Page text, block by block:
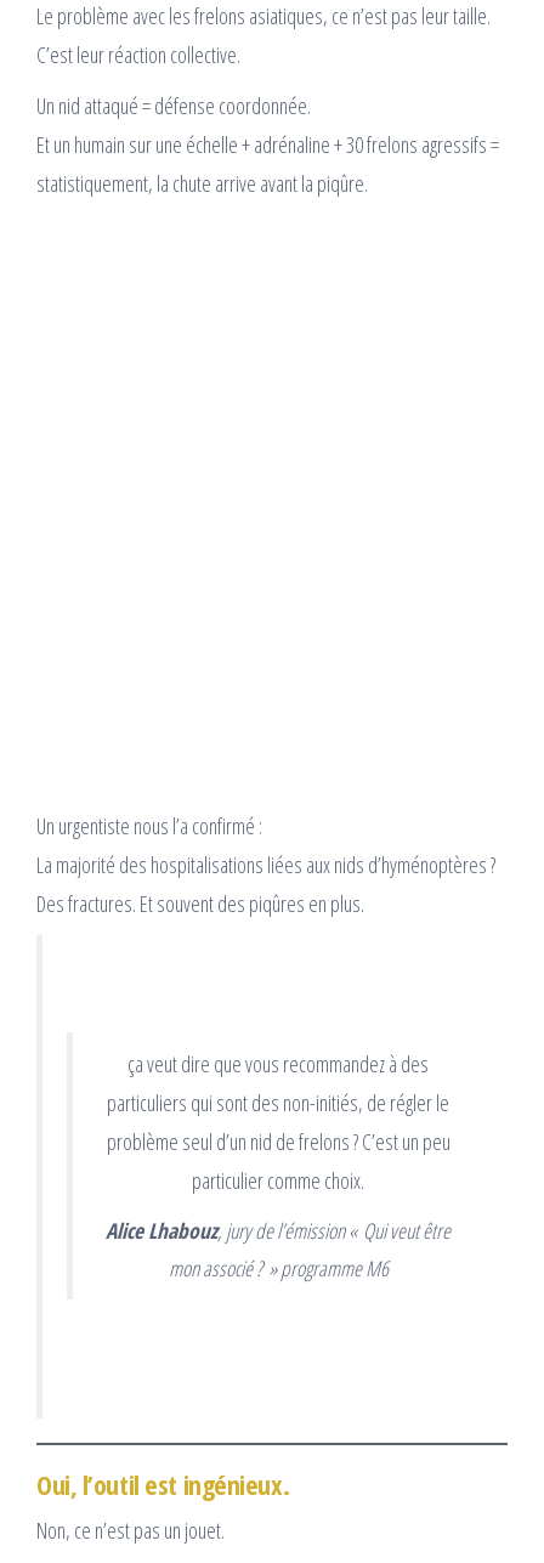
Le problème avec les frelons asiatiques, ce n’est pas leur taille.
C’est leur réaction collective.
Un nid attaqué = défense coordonnée.
Et un humain sur une échelle + adrénaline + 30 frelons agressifs =
statistiquement, la chute arrive avant la piqûre.
Un urgentiste nous l’a confirmé :
La majorité des hospitalisations liées aux nids d’hyménoptères ?
Des fractures. Et souvent des piqûres en plus.
ça veut dire que vous recommandez à des
particuliers qui sont des non-initiés, de régler le
problème seul d’un nid de frelons ? C’est un peu
particulier comme choix.
Alice Lhabouz, jury de l’émission « Qui veut être
mon associé ? » programme M6
Oui, l’outil est ingénieux.
Non, ce n’est pas un jouet.